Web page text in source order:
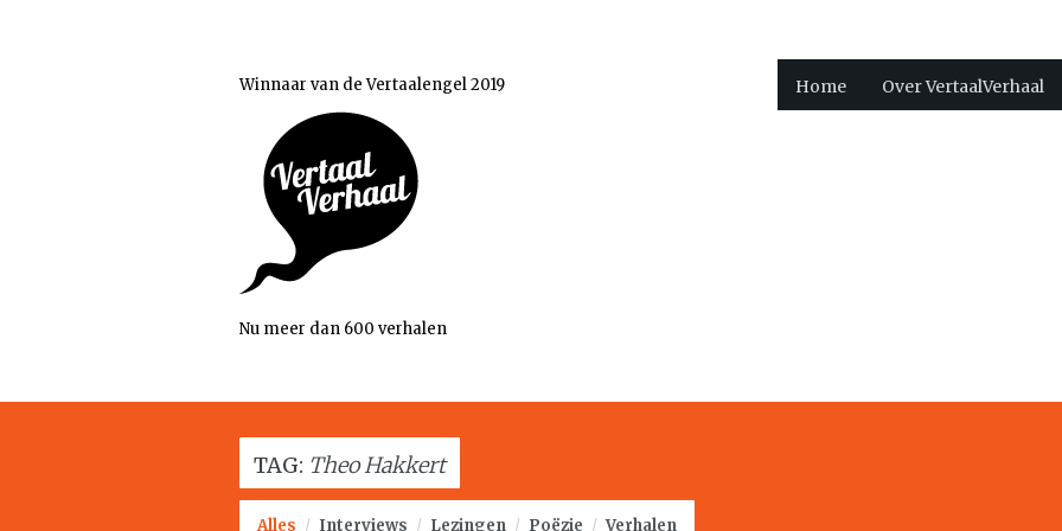
Winnaar van de Vertaalengel 2019
Nu meer dan 600 verhalen
Home Over VertaalVerhaal
TAG: Theo Hakkert
Alles / Interviews / Lezingen / Poëzie / Verhalen